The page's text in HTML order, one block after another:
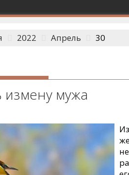
2022 Апрель 30
измену мужа